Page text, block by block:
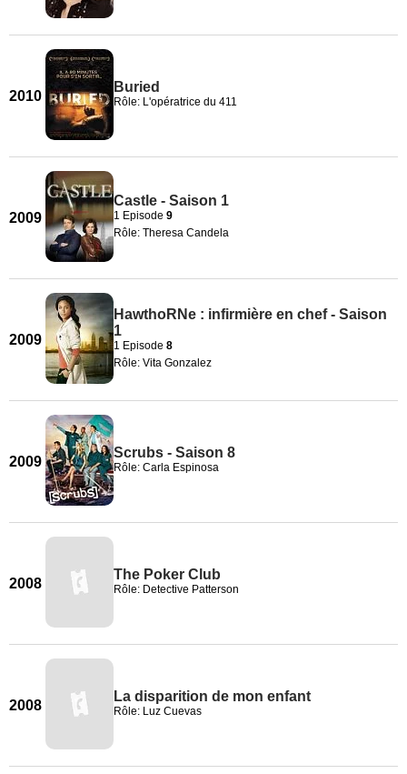
2010
Buried
Rôle: L'opératrice du 411
2009
Castle - Saison 1
1 Episode 9
Rôle: Theresa Candela
2009
HawthoRNe : infirmière en chef - Saison
1
1 Episode 8
Rôle: Vita Gonzalez
2009
Scrubs - Saison 8
Rôle: Carla Espinosa
2008
The Poker Club
Rôle: Detective Patterson
2008
La disparition de mon enfant
Rôle: Luz Cuevas